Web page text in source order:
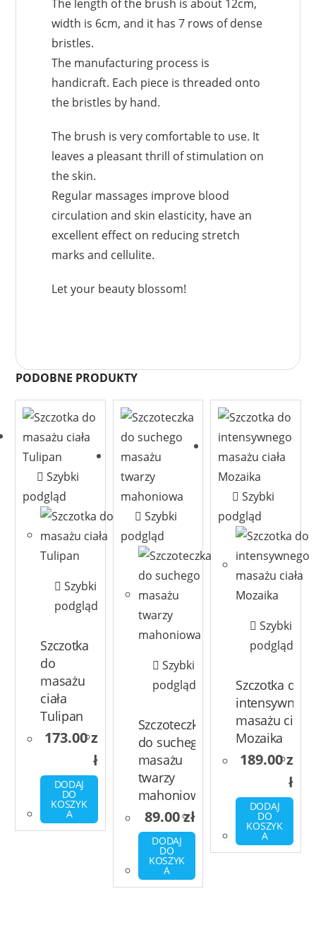
The length of the brush is about 12cm,
width is 6cm, and it has 7 rows of dense
bristles.
The manufacturing process is
handicraft. Each piece is threaded onto
the bristles by hand.
The brush is very comfortable to use. It
leaves a pleasant thrill of stimulation on
the skin.
Regular massages improve blood
circulation and skin elasticity, have an
excellent effect on reducing stretch
marks and cellulite.
Let your beauty blossom!
PODOBNE PRODUKTY
Szybki
podgląd
Szybki
podgląd
Szczotka
do
masażu
ciała
Tulipan
173.00z
ł
DODAJ
DO
KOSZYK
A
Szybki
podgląd
Szybki
podgląd
Szczoteczka
do suchego
masażu
twarzy
mahoniowa
89.00zł
DODAJ
DO
KOSZYK
A
Szybki
podgląd
Szybki
podgląd
Szczotka do
intensywnego
masażu ciała
Mozaika
189.00z
ł
DODAJ
DO
KOSZYK
A